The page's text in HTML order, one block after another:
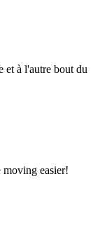
et à l'autre bout du
moving easier!